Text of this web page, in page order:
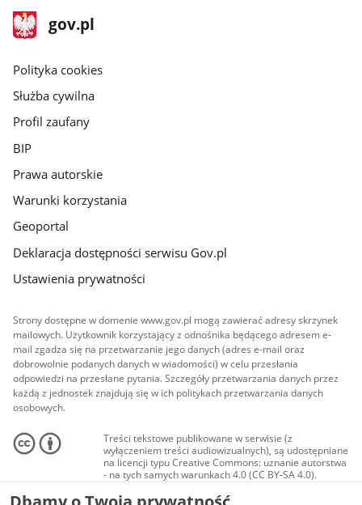
stopka
gov.pl
Strona
gov.pl
gov.pl
Polityka cookies
Służba cywilna
Profil zaufany
BIP
Prawa autorskie
Warunki korzystania
Geoportal
Deklaracja dostępności serwisu Gov.pl
Ustawienia prywatności
Strony dostępne w domenie www.gov.pl mogą zawierać adresy skrzynek
mailowych. Użytkownik korzystający z odnośnika będącego adresem e-
mail zgadza się na przetwarzanie jego danych (adres e-mail oraz
dobrowolnie podanych danych w wiadomości) w celu przesłania
odpowiedzi na przesłane pytania. Szczegóły przetwarzania danych przez
każdą z jednostek znajdują się w ich politykach przetwarzania danych
osobowych.
Treści tekstowe publikowane w serwisie (z
wyłączeniem treści audiowizualnych), są udostępniane
na licencji typu Creative Commons: uznanie autorstwa
- na tych samych warunkach 4.0 (CC BY-SA 4.0).
Materiały audiowizualne, w tym zdjęcia, materiały
audio i wideo, są udostępniane na licencji typu